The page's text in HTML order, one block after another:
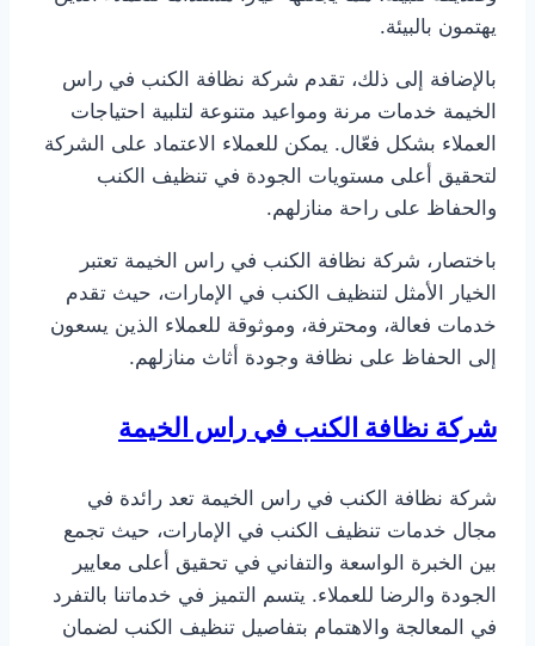
يهتمون بالبيئة.
بالإضافة إلى ذلك، تقدم شركة نظافة الكنب في راس
الخيمة خدمات مرنة ومواعيد متنوعة لتلبية احتياجات
العملاء بشكل فعّال. يمكن للعملاء الاعتماد على الشركة
لتحقيق أعلى مستويات الجودة في تنظيف الكنب
والحفاظ على راحة منازلهم.
باختصار، شركة نظافة الكنب في راس الخيمة تعتبر
الخيار الأمثل لتنظيف الكنب في الإمارات، حيث تقدم
خدمات فعالة، ومحترفة، وموثوقة للعملاء الذين يسعون
إلى الحفاظ على نظافة وجودة أثاث منازلهم.
شركة نظافة الكنب في راس الخيمة
شركة نظافة الكنب في راس الخيمة تعد رائدة في
مجال خدمات تنظيف الكنب في الإمارات، حيث تجمع
بين الخبرة الواسعة والتفاني في تحقيق أعلى معايير
الجودة والرضا للعملاء. يتسم التميز في خدماتنا بالتفرد
في المعالجة والاهتمام بتفاصيل تنظيف الكنب لضمان